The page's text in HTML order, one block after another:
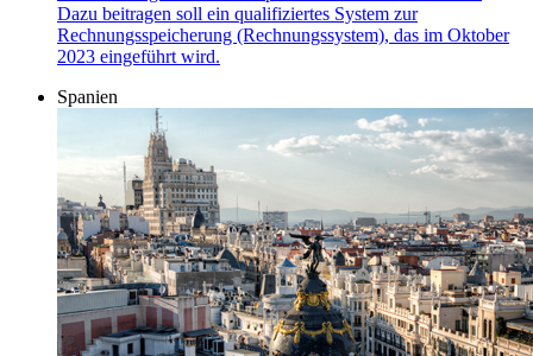
Dazu beitragen soll ein qualifiziertes System zur
Rechnungsspeicherung (Rechnungssystem), das im Oktober
2023 eingeführt wird.
Spanien